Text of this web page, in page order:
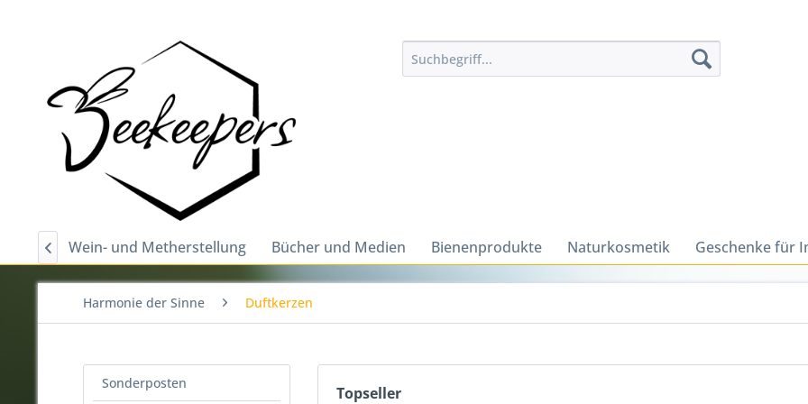
Wein- und Metherstellung Bücher und Medien Bienenprodukte Naturkosmetik Geschenke für

Harmonie der Sinne Duftkerzen
Sonderposten
Topseller